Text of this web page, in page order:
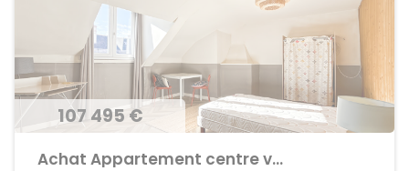
107 495 €
Achat Appartement centre ville